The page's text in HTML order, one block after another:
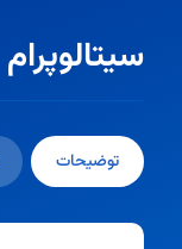
سیتالوپرام
توضیحات